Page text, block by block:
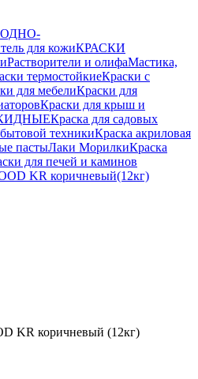
для кожиКРАСКИ
Растворители и олифаМастика,
термостойкиеКраски с
для мебелиКраски для
Краски для крыш и
Краска для садовых
техникиКраска акриловая
пастыЛаки МорилкиКраска
для печей и каминов
KR коричневый (12кг)